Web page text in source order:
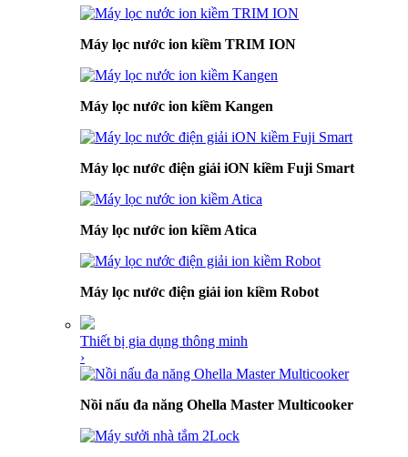
Máy lọc nước ion kiềm TRIM ION
Máy lọc nước ion kiềm Kangen
Máy lọc nước điện giải iON kiềm Fuji Smart
Máy lọc nước ion kiềm Atica
Máy lọc nước điện giải ion kiềm Robot
Thiết bị gia dụng thông minh
›
Nồi nấu đa năng Ohella Master Multicooker